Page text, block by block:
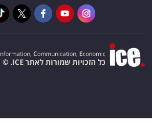
nformation, Communication, Economic
כל הזכויות שמורות לאתר ICE. ©